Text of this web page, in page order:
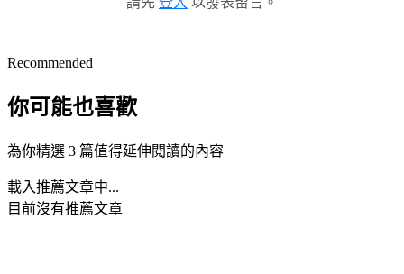
Recommended
你可能也喜歡
為你精選 3 篇值得延伸閱讀的內容
載入推薦文章中...
目前沒有推薦文章